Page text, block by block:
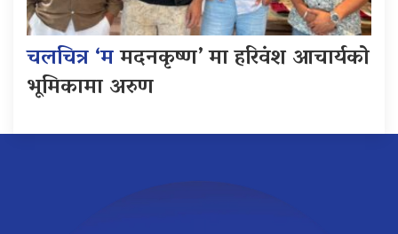
चलचित्र ‘ममदनकृष्ण’ मा हरिवंश आचार्यको
भूमिकामा अरुण